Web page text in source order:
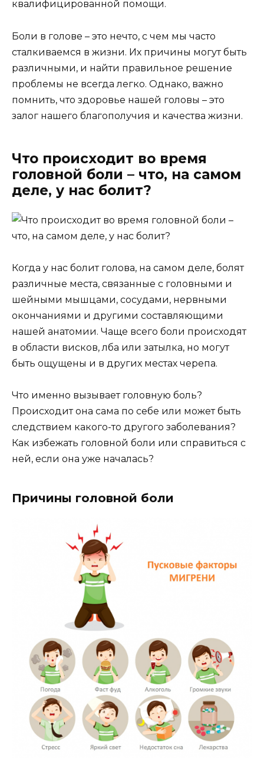
квалифицированной помощи.
Боли в голове – это нечто, с чем мы часто
сталкиваемся в жизни. Их причины могут быть
различными, и найти правильное решение
проблемы не всегда легко. Однако, важно
помнить, что здоровье нашей головы – это
залог нашего благополучия и качества жизни.
Что происходит во время
головной боли – что, на самом
деле, у нас болит?
Когда у нас болит голова, на самом деле, болят
различные места, связанные с головными и
шейными мышцами, сосудами, нервными
окончаниями и другими составляющими
нашей анатомии. Чаще всего боли происходят
в области висков, лба или затылка, но могут
быть ощущены и в других местах черепа.
Что именно вызывает головную боль?
Происходит она сама по себе или может быть
следствием какого-то другого заболевания?
Как избежать головной боли или справиться с
ней, если она уже началась?
Причины головной боли